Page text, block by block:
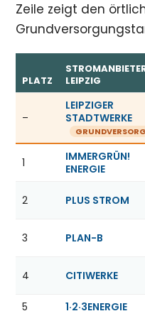
Zeile zeigt den
Günstigste
PLATZ
LEIPZIG
–
LEIPZIGER
STADTWERKE
1
IMMERGRÜN!
ENERGIE
2 PLUS STROM
3 PLAN-B
4 CITIWERKE
5
1·2·3ENERGIE